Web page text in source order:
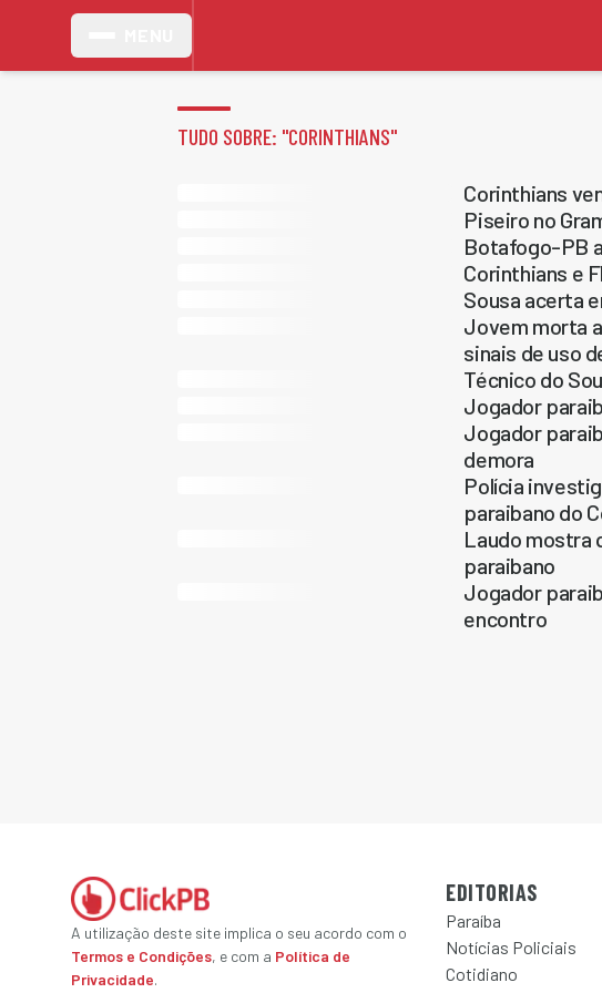
TUDO SOBRE: "CORINTHIANS"
Corinthians
Piseiro no
Botafogo-PB
Corinthians e
Sousa acerta
Jovem morta
sinais de uso
Técnico do
Jogador
Jogador
demora
Polícia
paraibano do
Laudo mostra
paraibano
Jogador
encontro
A utilização deste site implica o seu acordo com o
Termos e Condições, e com a Política de
Privacidade.
EDITORIAS
Paraíba
Notícias Policiais
Cotidiano